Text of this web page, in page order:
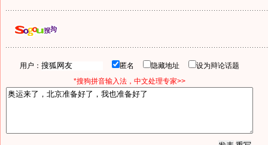
用户： 匿名 隐藏地址
设为辩论话题
*搜狗拼音输入法，中文处理专家>>